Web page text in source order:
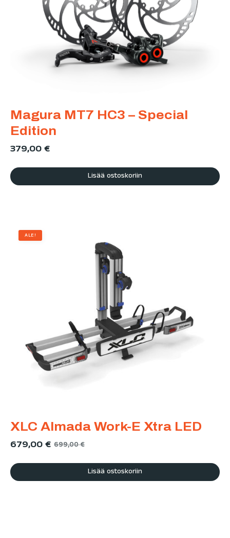
Magura MT7 HC3 – Special
Edition
379,00€
Lisää ostoskoriin
ALE!
XLC Almada Work-E Xtra LED
679,00€ 699,00€
Lisää ostoskoriin